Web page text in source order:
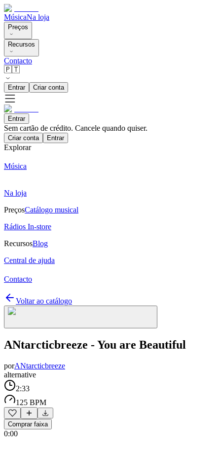
MúsicaNa loja
Preços
Recursos
Contacto
🇵🇹
Entrar Criar conta
Entrar
Sem cartão de crédito. Cancele quando quiser.
Criar conta Entrar
Explorar
Música
Na loja
PreçosCatálogo musical
Rádios In-store
RecursosBlog
Central de ajuda
Contacto
Voltar ao catálogo
ANtarcticbreeze - You are Beautiful
porANtarcticbreeze
alternative
2:33
125 BPM
Comprar faixa
0:00